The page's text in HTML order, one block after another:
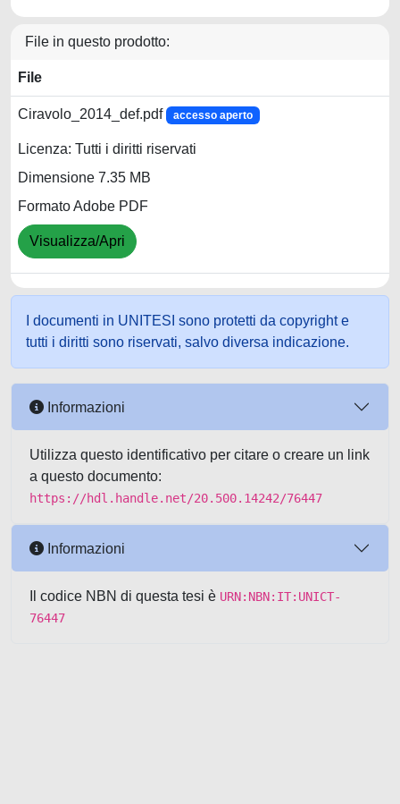
File in questo prodotto:
File
Ciravolo_2014_def.pdf accesso aperto
Licenza: Tutti i diritti riservati
Dimensione 7.35 MB
Formato Adobe PDF
Visualizza/Apri
I documenti in UNITESI sono protetti da copyright e
tutti i diritti sono riservati, salvo diversa indicazione.
Informazioni
Utilizza questo identificativo per citare o creare un link
a questo documento:
https://hdl.handle.net/20.500.14242/76447
Informazioni
Il codice NBN di questa tesi è URN:NBN:IT:UNICT-
76447